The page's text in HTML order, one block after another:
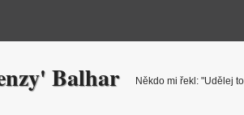
Balhar Někdo mi řekl: "Udělej